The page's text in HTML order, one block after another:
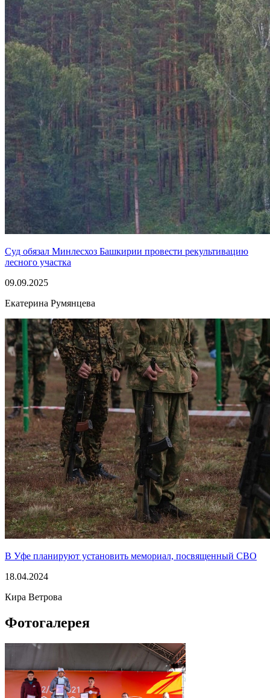
Суд обязал Минлесхоз Башкирии провести рекультивацию
лесного участка
09.09.2025
Екатерина Румянцева
В Уфе планируют установить мемориал, посвященный СВО
18.04.2024
Кира Ветрова
Фотогалерея